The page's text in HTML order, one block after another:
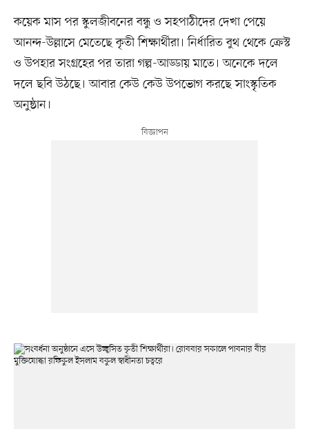
কয়েক মাস পর স্কুলজীবনের বন্ধু ও সহপাঠীদের দেখা পেয়ে
আনন্দ-উল্লাসে মেতেছে কৃতী শিক্ষার্থীরা। নির্ধারিত বুথ থেকে ক্রেস্ট
ও উপহার সংগ্রহের পর তারা গল্প-আড্ডায় মাতে। অনেকে দলে
দলে ছবি উঠছে। আবার কেউ কেউ উপভোগ করছে সাংস্কৃতিক
অনুষ্ঠান।